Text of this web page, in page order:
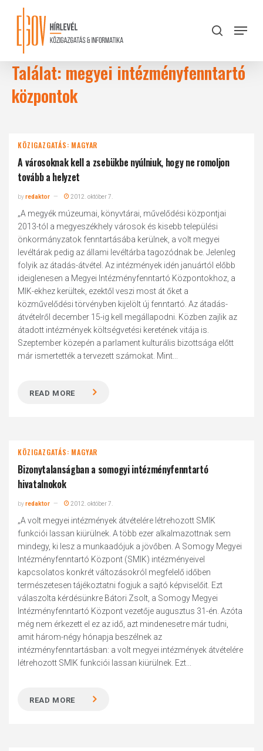
content
search
Menu
Találat: megyei intézményfenntartó
központok
KÖZIGAZGATÁS: MAGYAR
A városoknak kell a zsebükbe nyúlniuk, hogy ne romoljon
tovább a helyzet
byredaktor 2012. október 7.
„A megyék múzeumai, könyvtárai, művelődési központjai
2013-tól a megyeszékhely városok és kisebb települési
önkormányzatok fenntartásába kerülnek, a volt megyei
levéltárak pedig az állami levéltárba tagozódnak be. Jelenleg
folyik az átadás-átvétel. Az intézmények idén januártól előbb
ideiglenesen a Megyei Intézményfenntartó Központokhoz, a
MIK-ekhez kerültek, ezektől veszi most át őket a
közművelődési törvényben kijelölt új fenntartó. Az átadás-
átvételről december 15-ig kell megállapodni. Közben zajlik az
átadott intézmények költségvetési keretének vitája is.
Szeptember közepén a parlament kulturális bizottsága előtt
már ismertették a tervezett számokat. Mint...
READ MORE
KÖZIGAZGATÁS: MAGYAR
Bizonytalanságban a somogyi intézményfenntartó
hivatalnokok
byredaktor 2012. október 7.
„A volt megyei intézmények átvételére létrehozott SMIK
funkciói lassan kiürülnek. A több ezer alkalmazottnak sem
mindegy, ki lesz a munkaadójuk a jövőben. A Somogy Megyei
Intézményfenntartó Központ (SMIK) intézményeivel
kapcsolatos konkrét változásokról megfelelő időben
természetesen tájékoztatni fogjuk a sajtó képviselőit. Ezt
válaszolta kérdésünkre Bátori Zsolt, a Somogy Megyei
Intézményfenntartó Központ vezetője augusztus 31-én. Azóta
még nem érkezett el ez az idő, azt mindenesetre már tudni,
amit három-négy hónapja beszélnek az
intézményfenntartásban: a volt megyei intézmények átvételére
létrehozott SMIK funkciói lassan kiürülnek. Ezt...
READ MORE
Close